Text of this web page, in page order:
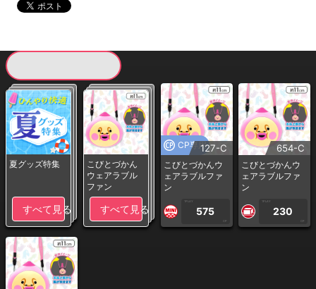
夏グッズ特集
すべて見る
こびとづかん
ウェアラブル
ファン
すべて見る
CP専用127-C
こびとづかんウ
ェアラブルファ
ン
1PLAY
575
CP
654-C
こびとづかんウ
ェアラブルファ
ン
1PLAY
230
CP